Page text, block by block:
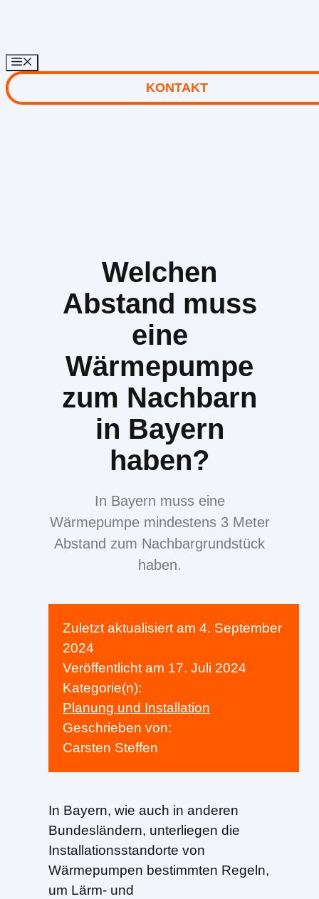
springen
KONTAKT
Welchen
Abstand muss
eine
Wärmepumpe
zum Nachbarn
in Bayern
haben?
In Bayern muss eine
Wärmepumpe mindestens 3 Meter
Abstand zum Nachbargrundstück
haben.
Zuletzt aktualisiert am 4. September
2024
Veröffentlicht am 17. Juli 2024
Kategorie(n):
Planung und Installation
Geschrieben von:
Carsten Steffen
In Bayern, wie auch in anderen
Bundesländern, unterliegen die
Installationsstandorte von
Wärmepumpen bestimmten Regeln,
um Lärm- und